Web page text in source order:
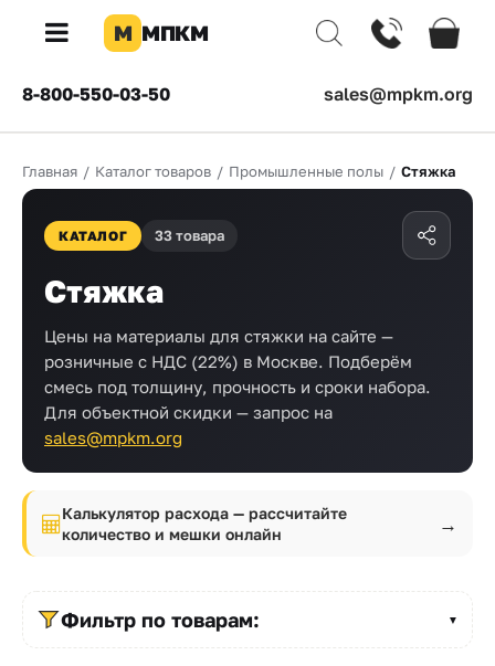
×
КОМПАНИЯ
компании
Доставка
Оплата
Каталог
товаров
Бренды
Прайс-
лист
Калькуляторы
М МПКМ
8-800-550-03-50 sales@mpkm.org
Главная / Каталог товаров / Промышленные полы / Стяжка
КАТАЛОГ 33 товара
Стяжка
Цены на материалы для стяжки на сайте —
розничные с НДС (22%) в Москве. Подберём
смесь под толщину, прочность и сроки набора.
Для объектной скидки — запрос на
sales@mpkm.org
Калькулятор расхода — рассчитайте
количество и мешки онлайн
→
Фильтр по товарам: ▼